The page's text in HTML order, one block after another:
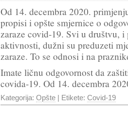
Od 14. decembra 2020.
propisi i opšte smjernice o
zaraze covid-19. Svi u društvu,
aktivnosti, dužni su preduzeti
zaraze. To se odnosi i na
Imate ličnu odgovornost da
covida-19. Od 14. decembra
Kategorija: Opšte | Etikete: Covid-19